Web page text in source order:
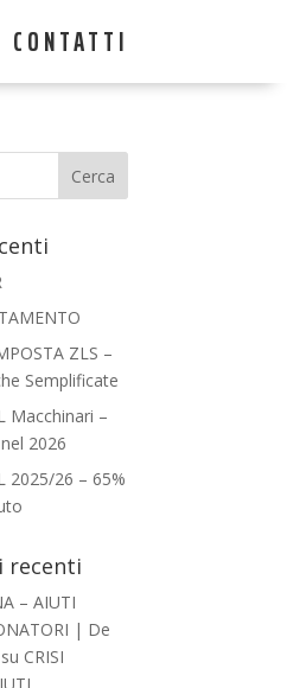
CONTATTI
ZLS –
Semplificate
Macchinari –
2026
2025/26 – 65%
recenti
– AIUTI
| De
su CRISI